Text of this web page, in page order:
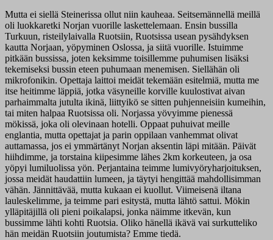
Mutta ei siellä Steinerissa ollut niin kauheaa. Seitsemännellä meillä
oli luokkaretki Norjan vuorille laskettelemaan. Ensin bussilla
Turkuun, risteilylaivalla Ruotsiin, Ruotsissa usean pysähdyksen
kautta Norjaan, yöpyminen Oslossa, ja siitä vuorille. Istuimme
pitkään bussissa, joten keksimme toisillemme puhumisen lisäksi
tekemiseksi bussin eteen puhumaan menemisen. Siellähän oli
mikrofonikin. Opettaja laittoi meidät tekemään esitelmiä, mutta me
itse heitimme läppiä, jotka väsyneille korville kuulostivat aivan
parhaimmalta jutulta ikinä, liittyikö se sitten puhjenneisiin kumeihin,
tai miten halpaa Ruotsissa oli. Norjassa yövyimme pienessä
mökissä, joka oli olevinaan hotelli. Oppaat puhuivat meille
englantia, mutta opettajat ja parin oppilaan vanhemmat olivat
auttamassa, jos ei ymmärtänyt Norjan aksentin läpi mitään. Päivät
hiihdimme, ja torstaina kiipesimme lähes 2km korkeuteen, ja osa
yöpyi lumiluolissa yön. Perjantaina teimme lumivyöryharjoituksen,
jossa meidät haudattiin lumeen, ja täytyi hengittää mahdollisimman
vähän. Jännittävää, mutta kukaan ei kuollut. Viimeisenä iltana
lauleskelimme, ja teimme pari esitystä, mutta lähtö sattui. Mökin
ylläpitäjillä oli pieni poikalapsi, jonka näimme itkevän, kun
bussimme lähti kohti Ruotsia. Oliko hänellä ikävä vai surkutteliko
hän meidän Ruotsiin joutumista? Emme tiedä.